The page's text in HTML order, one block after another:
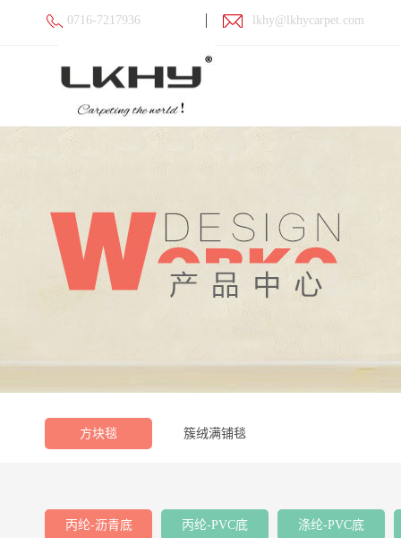
0716-7217936 lkhy@lkhycarpet.com
方块毯
丙纶-沥青底 丙纶-PVC底 涤纶-PVC底
簇绒满铺毯